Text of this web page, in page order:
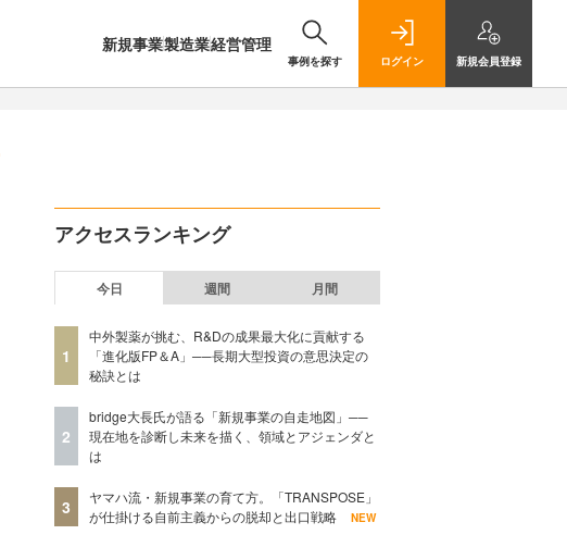
新規事業製造業経営管理
事例を探す ログイン 新規会員登録
アクセスランキング
今日 週間 月間
1
中外製薬が挑む、R&Dの成果最大化に貢献する
「進化版FP＆A」──長期大型投資の意思決定の
秘訣とは
2
bridge大長氏が語る「新規事業の自走地図」──
現在地を診断し未来を描く、領域とアジェンダと
は
3
ヤマハ流・新規事業の育て方。「TRANSPOSE」
が仕掛ける自前主義からの脱却と出口戦略
NEW